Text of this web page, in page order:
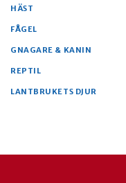
HÄST
FÅGEL
GNAGARE & KANIN
REPTIL
LANTBRUKETS DJUR